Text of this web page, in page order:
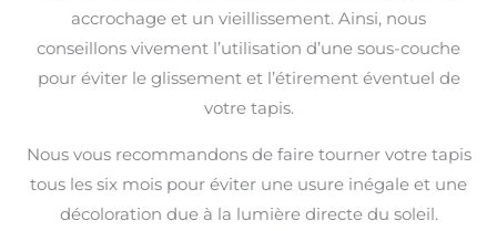
accrochage et un vieillissement. Ainsi, nous
conseillons vivement l’utilisation d’une sous-couche
pour éviter le glissement et l’étirement éventuel de
votre tapis.
Nous vous recommandons de faire tourner votre tapis
tous les six mois pour éviter une usure inégale et une
décoloration due à la lumière directe du soleil.